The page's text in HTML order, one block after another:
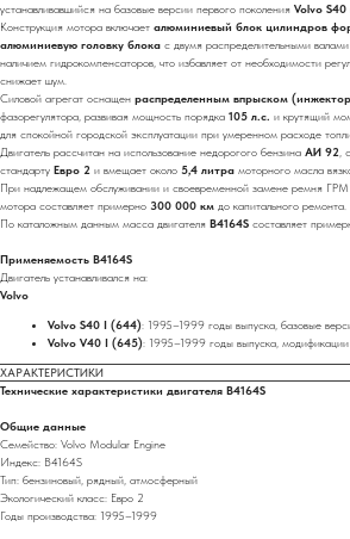
устанавливавшийся на базовые версии первого поколения Volvo S40
Конструкция мотора включает алюминиевый блок цилиндров
алюминиевую головку блока с двумя распределительными валами
наличием гидрокомпенсаторов, что избавляет от необходимости
снижает шум.
Силовой агрегат оснащен распределенным впрыском
фазорегулятора, развивая мощность порядка 105 л.с. и крутящий
для спокойной городской эксплуатации при умеренном расходе
Двигатель рассчитан на использование недорогого бензина АИ 92 ,
стандарту Евро 2 и вмещает около 5,4 литра моторного масла
При надлежащем обслуживании и своевременной замене ремня ГРМ
мотора составляет примерно 300 000 км до капитального ремонта.
По каталожным данным масса двигателя B4164S составляет
Применяемость B4164S
Двигатель устанавливался на:
Volvo
Volvo S40 I (644): 1995–1999 годы выпуска, базовые
Volvo V40 I (645): 1995–1999 годы выпуска,
ХАРАКТЕРИСТИКИ
Технические характеристики двигателя B4164S
Общие данные
Семейство: Volvo Modular Engine
Индекс: B4164S
Тип: бензиновый, рядный, атмосферный
Экологический класс: Евро 2
Годы производства: 1995–1999